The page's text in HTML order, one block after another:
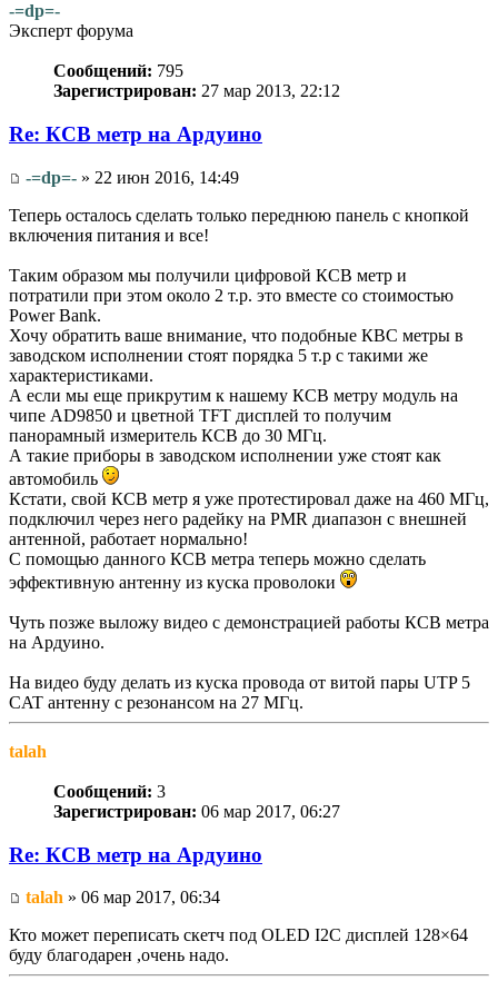
-=dp=-
Эксперт форума
Сообщений: 795
Зарегистрирован: 27 мар 2013, 22:12
Re: КСВ метр на Ардуино
-=dp=- » 22 июн 2016, 14:49
Теперь осталось сделать только переднюю панель с кнопкой
включения питания и все!
Таким образом мы получили цифровой КСВ метр и
потратили при этом около 2 т.р. это вместе со стоимостью
Power Bank.
Хочу обратить ваше внимание, что подобные КВС метры в
заводском исполнении стоят порядка 5 т.р с такими же
характеристиками.
А если мы еще прикрутим к нашему КСВ метру модуль на
чипе AD9850 и цветной TFT дисплей то получим
панорамный измеритель КСВ до 30 МГц.
А такие приборы в заводском исполнении уже стоят как
автомобиль
Кстати, свой КСВ метр я уже протестировал даже на 460 МГц,
подключил через него радейку на PMR диапазон с внешней
антенной, работает нормально!
С помощью данного КСВ метра теперь можно сделать
эффективную антенну из куска проволоки
Чуть позже выложу видео с демонстрацией работы КСВ метра
на Ардуино.
На видео буду делать из куска провода от витой пары UTP 5
CAT антенну с резонансом на 27 МГц.
talah
Сообщений: 3
Зарегистрирован: 06 мар 2017, 06:27
Re: КСВ метр на Ардуино
talah » 06 мар 2017, 06:34
Кто может переписать скетч под OLED I2C дисплей 128×64
буду благодарен ,очень надо.